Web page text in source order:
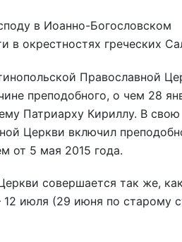
в Иоанно-Богословском
в окрестностях греческих
Православной
преподобного, о чем 28
Патриарху Кириллу. В свою
Церкви включил
от 5 мая 2015 года.
совершается так же,
12 июля (29 июня по старому